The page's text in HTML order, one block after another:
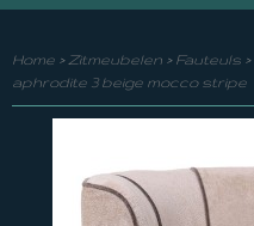
Home > Zitmeubelen > Fauteuls >
aphrodite 3 beige mocco stripe